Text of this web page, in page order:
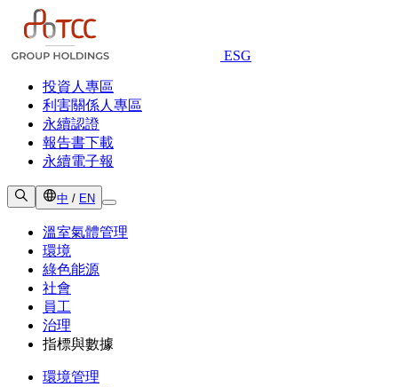
ESG
投資人專區
利害關係人專區
永續認證
報告書下載
永續電子報
中 / EN
溫室氣體管理
環境
綠色能源
社會
員工
治理
指標與數據
環境管理